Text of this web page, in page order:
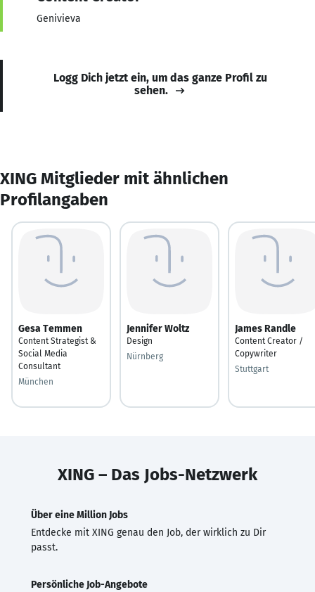
Genivieva
Logg Dich jetzt ein, um das ganze Profil zu
sehen.
XING Mitglieder mit ähnlichen
Profilangaben
Gesa Temmen
Content Strategist &
Social Media
Consultant
München
Jennifer Woltz
Design
Nürnberg
James Randle
Content Creator /
Copywriter
Stuttgart
XING – Das Jobs-Netzwerk
Über eine Million Jobs
Entdecke mit XING genau den Job, der wirklich zu Dir
passt.
Persönliche Job-Angebote